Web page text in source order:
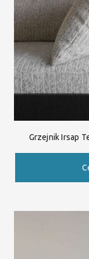
Grzejnik Irsap